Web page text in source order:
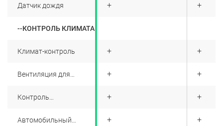
Датчик дождя
--КОНТРОЛЬ КЛИМАТА
Климат-контроль
Вентиляция для
Контроль
Автомобильный
+
+
+
+
+
+
+
+
+
+
+
+
+
+
+